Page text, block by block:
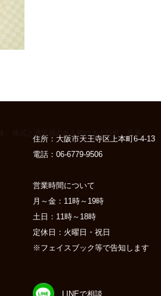
:: 格式と洒落感のある柄ゆき十日町「島善」
住所：大阪市天王寺区上本町6-4-13
電話：06-6779-9506
営業時間について
月～金：11時～19時
土日：11時～18時
定休日：火曜日・祝日
※フェイスブック等で告知します
LINEで相談